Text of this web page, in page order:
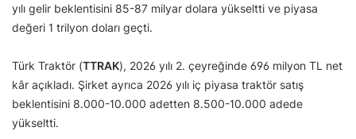
yılı gelir beklentisini 85-87 milyar dolara yükseltti ve piyasa
değeri 1 trilyon doları geçti.
Türk Traktör (TTRAK), 2026 yılı 2. çeyreğinde 696 milyon TL net
kâr açıkladı. Şirket ayrıca 2026 yılı iç piyasa traktör satış
beklentisini 8.000-10.000 adetten 8.500-10.000 adede
yükseltti.